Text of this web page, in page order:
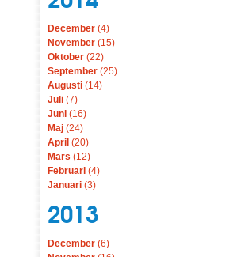
December (4)
November (15)
Oktober (22)
September (25)
Augusti (14)
Juli (7)
Juni (16)
Maj (24)
April (20)
Mars (12)
Februari (4)
Januari (3)
2013
December (6)